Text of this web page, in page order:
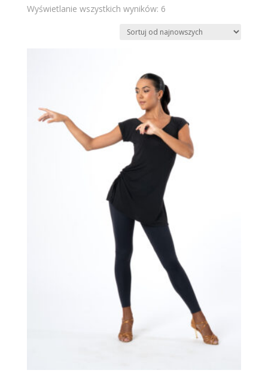
Wyświetlanie wszystkich wyników: 6Posortowane
najnowszych